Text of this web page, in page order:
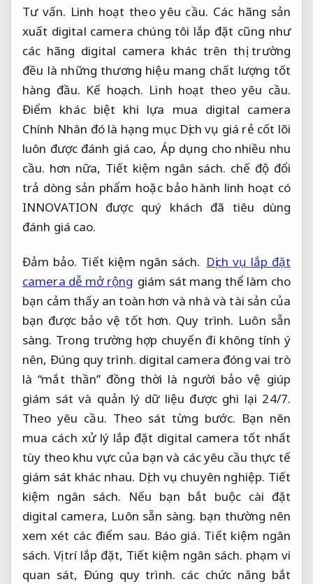
Tư vấn. Linh hoạt theo yêu cầu. Các hãng sản
xuất digital camera chúng tôi lắp đặt cũng như
các hãng digital camera khác trên thị trường
đều là những thương hiệu mang chất lượng tốt
hàng đầu. Kế hoạch. Linh hoạt theo yêu cầu.
Điểm khác biệt khi lựa mua digital camera
Chính Nhân đó là hạng mục Dịch vụ giá rẻ cốt lõi
luôn được đánh giá cao, Áp dụng cho nhiều nhu
cầu. hơn nữa, Tiết kiệm ngân sách. chế độ đổi
trả dòng sản phẩm hoặc bảo hành linh hoạt có
INNOVATION được quý khách đã tiêu dùng
đánh giá cao.
Đảm bảo. Tiết kiệm ngân sách. Dịch vụ lắp đặt
camera dễ mở rộng giám sát mang thể làm cho
bạn cảm thấy an toàn hơn và nhà và tài sản của
bạn được bảo vệ tốt hơn. Quy trình. Luôn sẵn
sàng. Trong trường hợp chuyến đi không tính ý
nên, Đúng quy trình. digital camera đóng vai trò
là “mắt thần” đồng thời là người bảo vệ giúp
giám sát và quản lý dữ liệu được ghi lại 24/7.
Theo yêu cầu. Theo sát từng bước. Bạn nên
mua cách xử lý lắp đặt digital camera tốt nhất
tùy theo khu vực của bạn và các yêu cầu thực tế
giám sát khác nhau. Dịch vụ chuyên nghiệp. Tiết
kiệm ngân sách. Nếu bạn bắt buộc cài đặt
digital camera, Luôn sẵn sàng. bạn thường nên
xem xét các điểm sau. Báo giá. Tiết kiệm ngân
sách. Vị trí lắp đặt, Tiết kiệm ngân sách. phạm vi
quan sát, Đúng quy trình. các chức năng bắt